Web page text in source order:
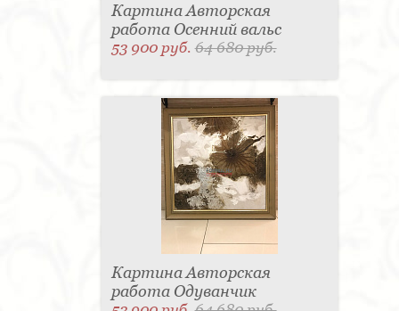
Картина Авторская
работа Осенний вальс
53 900 руб.64 680 руб.
Картина Авторская
работа Одуванчик